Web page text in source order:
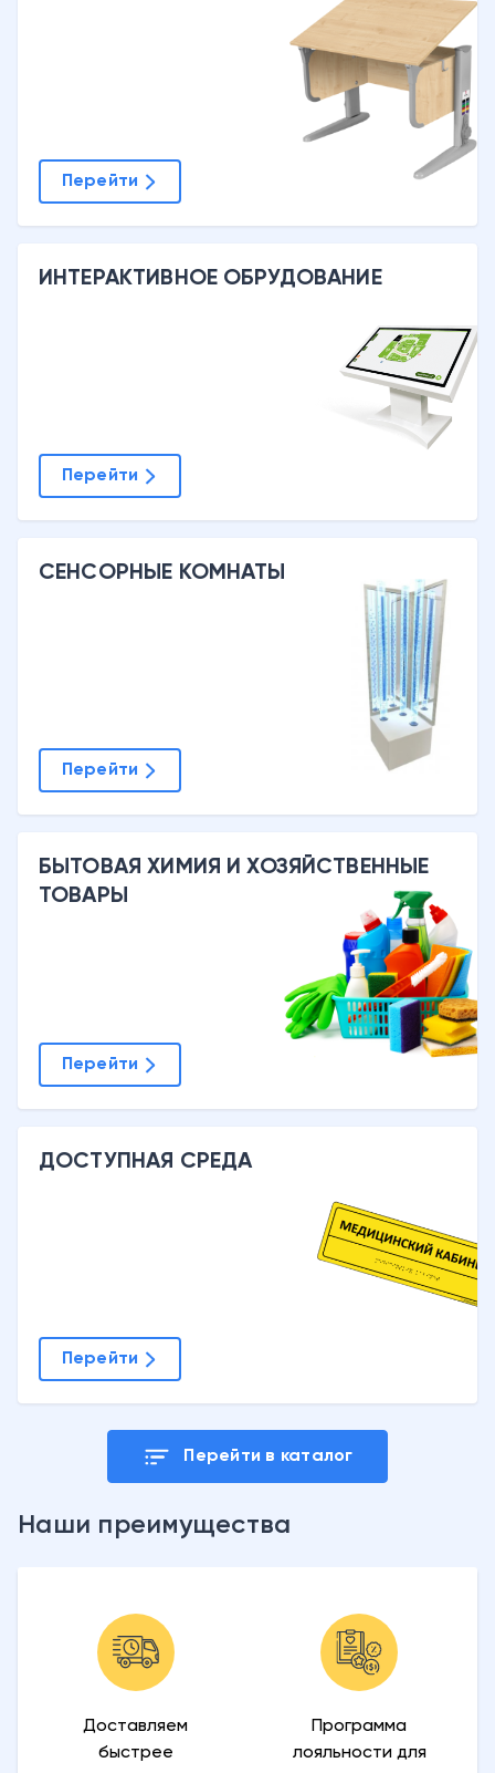
Перейти
ИНТЕРАКТИВНОЕ ОБРУДОВАНИЕ
Перейти
СЕНСОРНЫЕ КОМНАТЫ
Перейти
БЫТОВАЯ ХИМИЯ И ХОЗЯЙСТВЕННЫЕ
ТОВАРЫ
Перейти
ДОСТУПНАЯ СРЕДА
Перейти
Перейти в каталог
Наши преимущества
Доставляем
быстрее
Программа
лояльности для